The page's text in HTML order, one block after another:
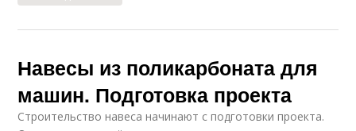
Навесы из поликарбоната для
машин. Подготовка проекта
Строительство навеса начинают с подготовки проекта.